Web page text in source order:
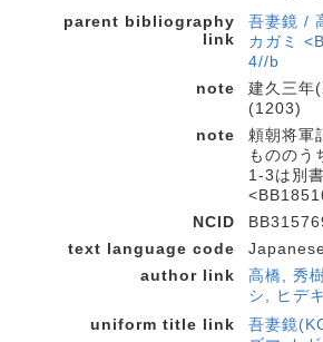
parent bibliography
link
吾妻鏡 /
カガミ
4//b
note
建久三年
(1203)
note
頼朝将軍
もののう
1-3は別
NCID
text language code
author link
高橋, 秀
シ, ヒデ
uniform title link
吾妻鏡